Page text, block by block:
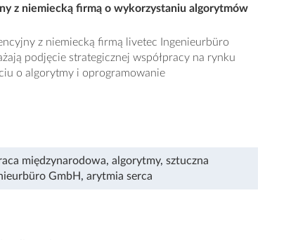
z niemiecką firmą o wykorzystaniu algorytmów
z niemiecką firmą livetec Ingenieurbüro
podjęcie strategicznej współpracy na rynku
o algorytmy i oprogramowanie
międzynarodowa, algorytmy, sztuczna
GmbH, arytmia serca